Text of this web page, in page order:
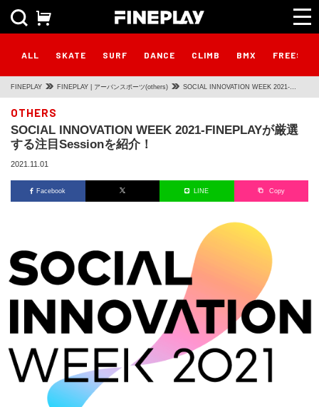
ALL SKATE SURF DANCE CLIMB BMX
FINEPLAY FINEPLAY | アーバンスポーツ(others) SOCIAL INNOVATION WEEK 2021‐
OTHERS
SOCIAL INNOVATION WEEK 2021‐FINEPLAYが厳選
する注目Sessionを紹介！
2021.11.01
Facebook LINE Copy